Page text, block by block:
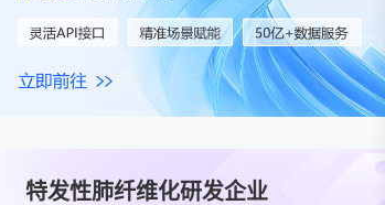
特发性肺纤维化研发企业